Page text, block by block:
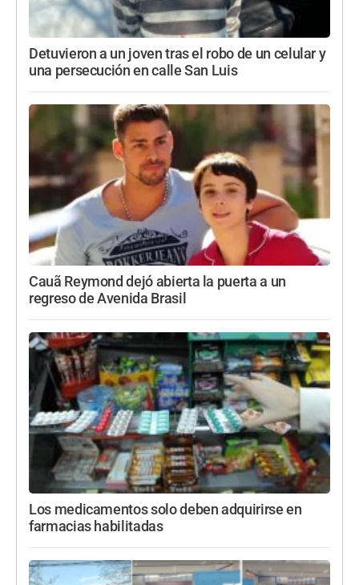
Detuvieron a un joven tras el robo de un celular y
una persecución en calle San Luis
Cauã Reymond dejó abierta la puerta a un
regreso de Avenida Brasil
Los medicamentos solo deben adquirirse en
farmacias habilitadas